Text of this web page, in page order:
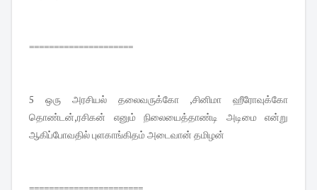
=====================
5 ஒரு அரசியல் தலைவருக்கோ ,சினிமா ஹீரோவுக்கோ
தொண்டன்,ரசிகன் எனும் நிலையைத்தாண்டி அடிமை என்று
ஆகிப்போவதில் புளகாங்கிதம் அடைவான் தமிழன்